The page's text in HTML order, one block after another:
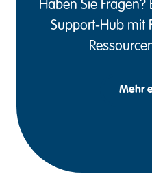
Haben Sie Fragen?
Support-Hub mit
Mehr